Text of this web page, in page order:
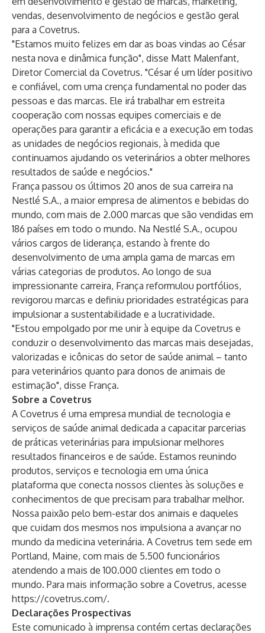
vendas, desenvolvimento de negócios e gestão geral
para a Covetrus.
"Estamos muito felizes em dar as boas vindas ao César
nesta nova e dinâmica função", disse Matt Malenfant,
Diretor Comercial da Covetrus. "César é um líder positivo
e confiável, com uma crença fundamental no poder das
pessoas e das marcas. Ele irá trabalhar em estreita
cooperação com nossas equipes comerciais e de
operações para garantir a eficácia e a execução em todas
as unidades de negócios regionais, à medida que
continuamos ajudando os veterinários a obter melhores
resultados de saúde e negócios."
França passou os últimos 20 anos de sua carreira na
Nestlé S.A., a maior empresa de alimentos e bebidas do
mundo, com mais de 2.000 marcas que são vendidas em
186 países em todo o mundo. Na Nestlé S.A., ocupou
vários cargos de liderança, estando à frente do
desenvolvimento de uma ampla gama de marcas em
várias categorias de produtos. Ao longo de sua
impressionante carreira, França reformulou portfólios,
revigorou marcas e definiu prioridades estratégicas para
impulsionar a sustentabilidade e a lucratividade.
"Estou empolgado por me unir à equipe da Covetrus e
conduzir o desenvolvimento das marcas mais desejadas,
valorizadas e icônicas do setor de saúde animal – tanto
para veterinários quanto para donos de animais de
estimação", disse França.
Sobre a Covetrus
A Covetrus é uma empresa mundial de tecnologia e
serviços de saúde animal dedicada a capacitar parcerias
de práticas veterinárias para impulsionar melhores
resultados financeiros e de saúde. Estamos reunindo
produtos, serviços e tecnologia em uma única
plataforma que conecta nossos clientes às soluções e
conhecimentos de que precisam para trabalhar melhor.
Nossa paixão pelo bem-estar dos animais e daqueles
que cuidam dos mesmos nos impulsiona a avançar no
mundo da medicina veterinária. A Covetrus tem sede em
Portland, Maine, com mais de 5.500 funcionários
atendendo a mais de 100.000 clientes em todo o
mundo. Para mais informação sobre a Covetrus, acesse
https://covetrus.com/.
Declarações Prospectivas
Este comunicado à imprensa contém certas declarações